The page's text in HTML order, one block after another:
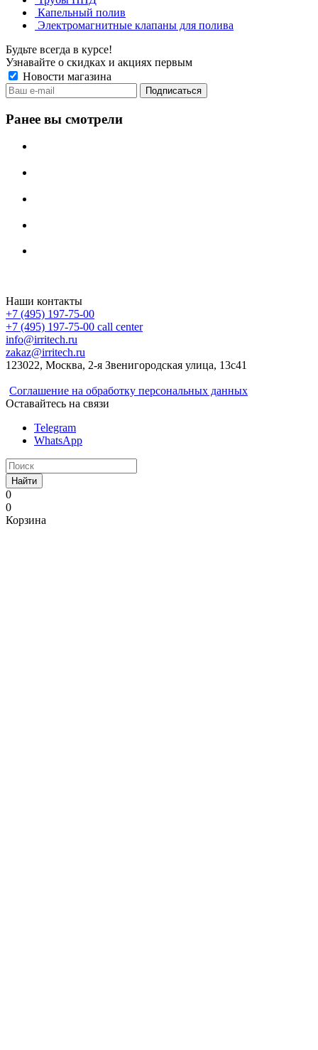
Капельный полив
Электромагнитные клапаны для полива
Будьте всегда в курсе!
Узнавайте о скидках и акциях первым
Новости магазина
Ранее вы смотрели
Наши контакты
+7 (495) 197-75-00
+7 (495) 197-75-00 call center
info@irritech.ru
zakaz@irritech.ru
123022, Москва, 2-я Звенигородская улица, 13с41
Соглашение на обработку персональных данных
Оставайтесь на связи
Telegram
WhatsApp
Найти
0
0
Корзина